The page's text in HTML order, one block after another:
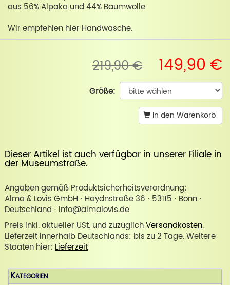
aus 56% Alpaka und 44% Baumwolle
Wir empfehlen hier Handwäsche.
219,90 € 149,90 €
Größe:
In den Warenkorb
Dieser Artikel ist auch verfügbar in unserer Filiale in
der Museumstraße.
Angaben gemäß Produktsicherheitsverordnung:
Alma & Lovis GmbH · Haydnstraße 36 · 53115 · Bonn ·
Deutschland · info@almalovis.de
Preis inkl. aktueller USt. und zuzüglichVersandkosten.
Lieferzeit innerhalb Deutschlands: bis zu 2 Tage. Weitere
Staaten hier: Lieferzeit
Kategorien